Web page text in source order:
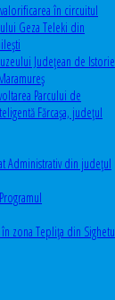
în circuitul
Geza Teleki din
Județean de Istorie
Parcului de
Fărcașa, județul
Administrativ din județul
în zona Teplița din Sighetu